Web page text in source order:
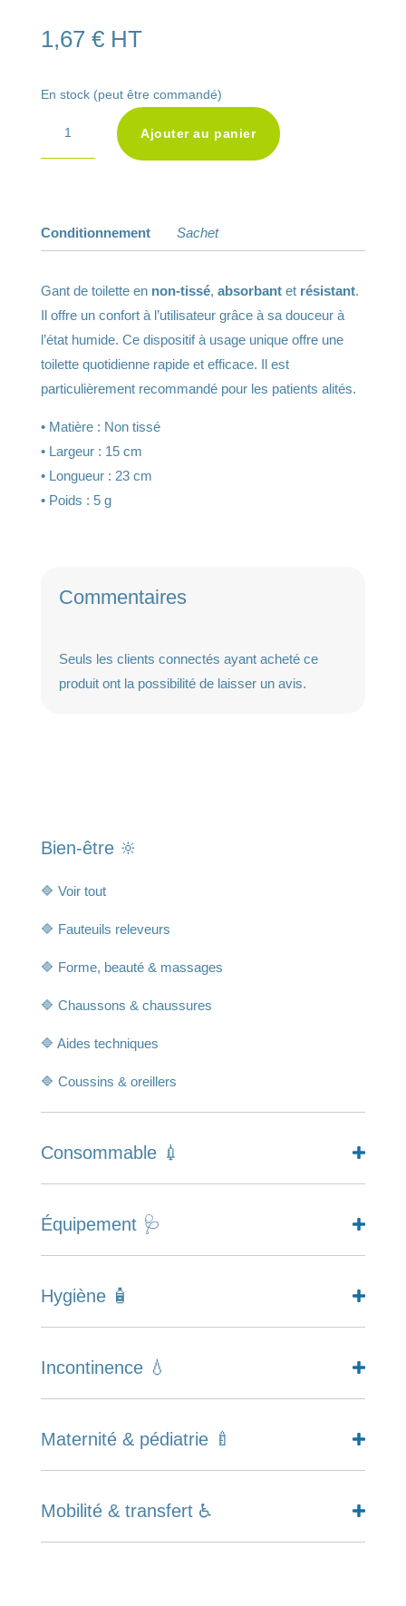
1,67 € HT
En stock (peut être commandé)
molletonné
Ajouter au panier
l
t
i
v
e
:
Conditionnement Sachet
Gant de toilette en non-tissé, absorbantet résistant.
Il offre un confort à l’utilisateur grâce à sa douceur à
l’état humide. Ce dispositif à usage unique offre une
toilette quotidienne rapide et efficace. Il est
particulièrement recommandé pour les patients alités.
• Matière : Non tissé
• Largeur : 15 cm
• Longueur : 23 cm
• Poids : 5 g
Commentaires
Seuls les clients connectés ayant acheté ce
produit ont la possibilité de laisser un avis.
Bien-être 🔆
🔷 Voir tout
🔷 Fauteuils releveurs
🔷 Forme, beauté & massages
🔷 Chaussons & chaussures
🔷 Aides techniques
🔷 Coussins & oreillers
Consommable 💉
Équipement 🩺
Hygiène 🧴
Incontinence 💧
Maternité & pédiatrie 🍼
Mobilité & transfert ♿